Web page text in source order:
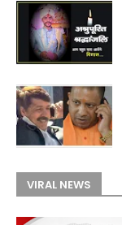
VIRAL NEWS